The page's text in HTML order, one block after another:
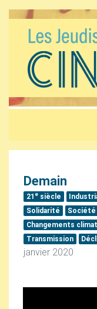
Demain
21 esiècle
Solidarité
Société
Changements
Transmission
janvier 2020